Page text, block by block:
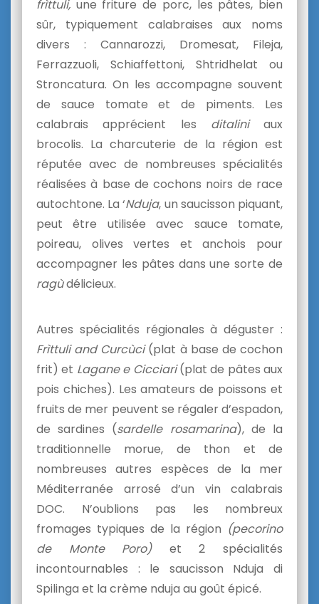
frìttuli, une friture de porc, les pâtes, bien
sûr, typiquement calabraises aux noms
divers : Cannarozzi, Dromesat, Fileja,
Ferrazzuoli, Schiaffettoni, Shtridhelat ou
Stroncatura. On les accompagne souvent
de sauce tomate et de piments. Les
calabrais apprécient les ditaliniaux
brocolis. La charcuterie de la région est
réputée avec de nombreuses spécialités
réalisées à base de cochons noirs de race
autochtone. La ‘Nduja, un saucisson piquant,
peut être utilisée avec sauce tomate,
poireau, olives vertes et anchois pour
accompagner les pâtes dans une sorte de
ragùdélicieux.
Autres spécialités régionales à déguster :
Frìttuli and Curcùci(plat à base de cochon
frit) et Lagane e Cicciari(plat de pâtes aux
pois chiches). Les amateurs de poissons et
fruits de mer peuvent se régaler d’espadon,
de sardines (sardelle rosamarina), de la
traditionnelle morue, de thon et de
nombreuses autres espèces de la mer
Méditerranée arrosé d’un vin calabrais
DOC. N’oublions pas les nombreux
fromages typiques de la région (pecorino
de Monte Poro)et 2 spécialités
incontournables : le saucisson Nduja di
Spilinga et la crème nduja au goût épicé.